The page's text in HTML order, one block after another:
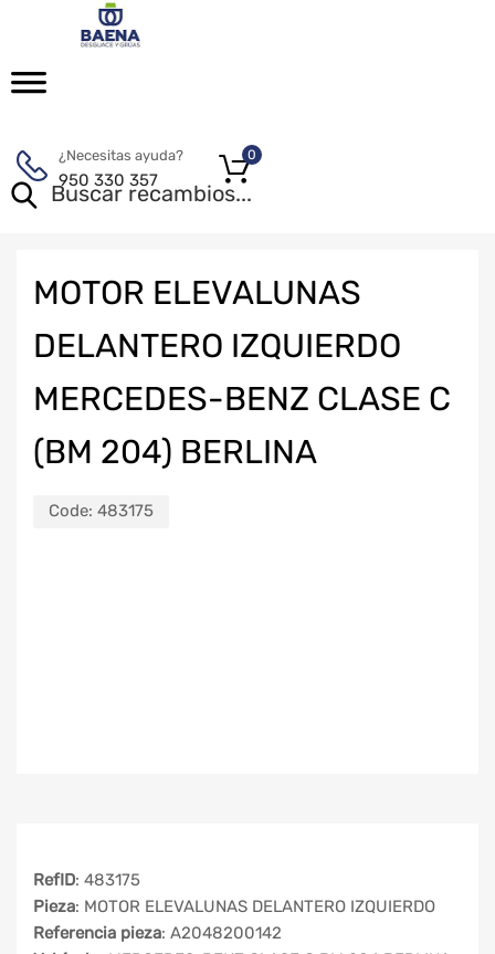
¿Necesitas ayuda?
950 330 357
0
MOTOR ELEVALUNAS
DELANTERO IZQUIERDO
MERCEDES-BENZ CLASE C
(BM 204) BERLINA
Code: 483175
RefID: 483175
Pieza: MOTOR ELEVALUNAS DELANTERO IZQUIERDO
Referencia pieza: A2048200142